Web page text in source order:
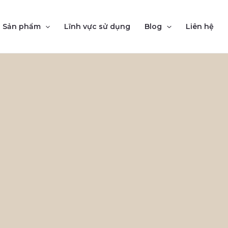
Sản phẩm Lĩnh vực sử dụng Blog Liên hệ